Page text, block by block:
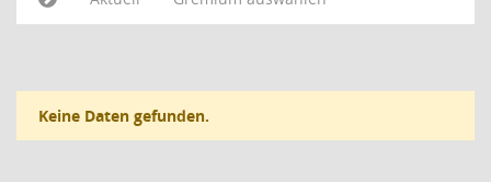
Keine Daten gefunden.